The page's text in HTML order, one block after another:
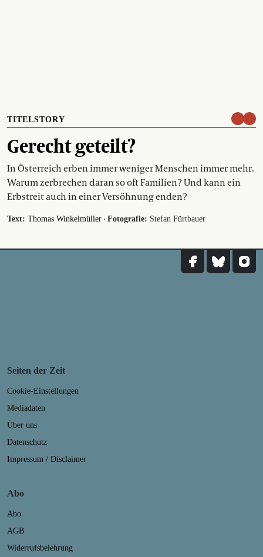
TITELSTORY
Gerecht geteilt?
In Österreich erben immer weniger Menschen immer mehr.
Warum zerbrechen daran so oft Familien? Und kann ein
Erbstreit auch in einer Versöhnung enden?
Text: Thomas Winkelmüller · Fotografie: Stefan Fürtbauer
Seiten der Zeit
Cookie-Einstellungen
Mediadaten
Über uns
Datenschutz
Impressum / Disclaimer
Abo
Abo
AGB
Widerrufsbelehrung